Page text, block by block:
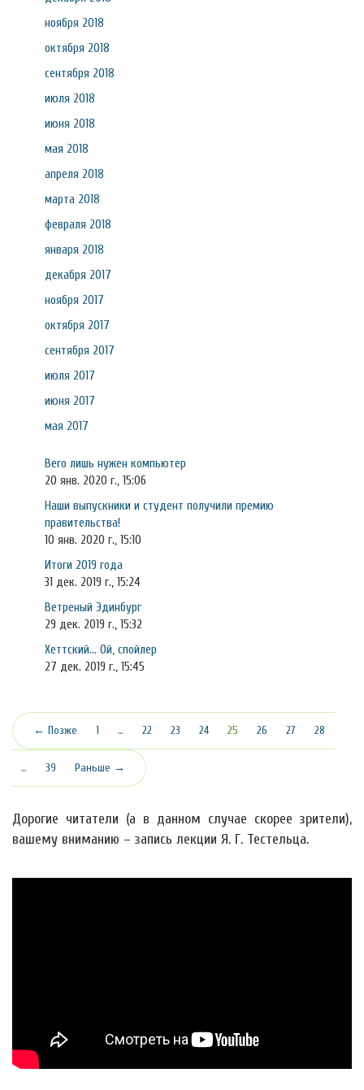
ноября 2018
октября 2018
сентября 2018
июля 2018
июня 2018
мая 2018
апреля 2018
марта 2018
февраля 2018
января 2018
декабря 2017
ноября 2017
октября 2017
сентября 2017
июля 2017
июня 2017
мая 2017
Вего лишь нужен компьютер
20 янв. 2020 г., 15:06
Наши выпускники и студент получили премию
правительства!
10 янв. 2020 г., 15:10
Итоги 2019 года
31 дек. 2019 г., 15:24
Ветреный Эдинбург
29 дек. 2019 г., 15:32
Хеттский... Ой, спойлер
27 дек. 2019 г., 15:45
← Позже 1 … 22 23 24 25 (текущая)
26 27 28
… 39 Раньше →
Дорогие читатели (а в данном случае скорее зрители),
вашему вниманию – запись лекции Я. Г. Тестельца.